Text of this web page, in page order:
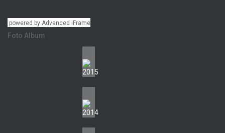
powered by Advanced iFrame
Foto Album